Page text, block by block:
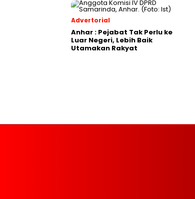
Advertorial
Anhar : Pejabat Tak Perlu ke
Luar Negeri, Lebih Baik
Utamakan Rakyat